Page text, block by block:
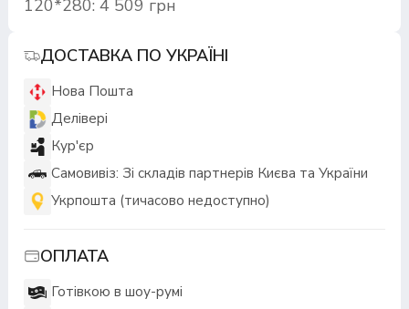
120*280: 4 509 грн
ДОСТАВКА ПО УКРАЇНІ
Нова Пошта
Делівері
Кур'єр
Самовивіз: Зі складів партнерів Києва та України
Укрпошта (тичасово недоступно)
ОПЛАТА
Готівкою в шоу-румі